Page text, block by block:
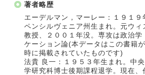
著者略歴
エーデルマン，マーレー：１９１９
ペンシルヴェニア州生まれ。元ウィ
教授、２００１年没。専攻は政治学
ケーション論(本データはこの書籍
時に掲載されていたものです)
法貴 良一：１９５３年生まれ。中
学研究科博士後期課程退学。現在、